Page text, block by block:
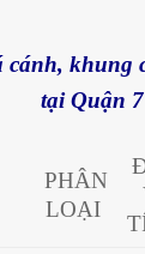
khung
tại Quận 7
PHÂN
LOẠI